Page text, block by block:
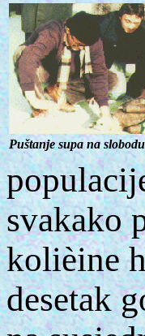
Puštanje supa na
svakako
kolièine
desetak